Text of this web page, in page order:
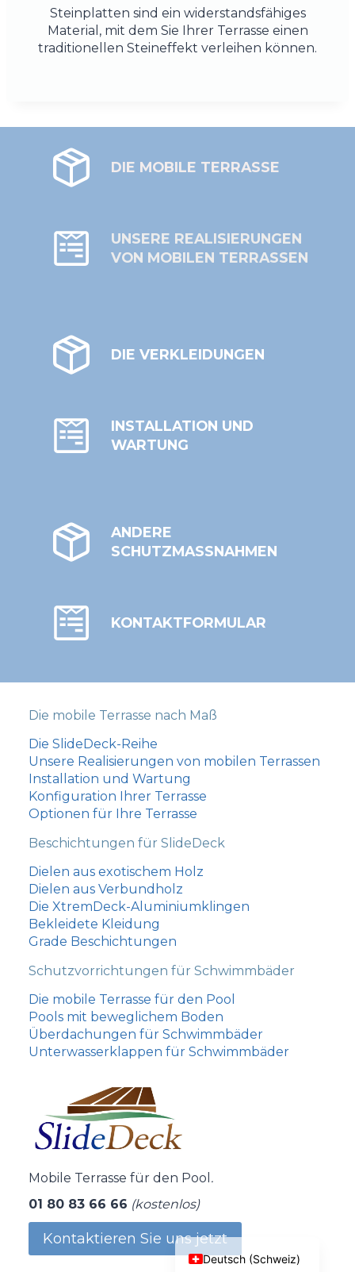
Steinplatten sind ein widerstandsfähiges
Material, mit dem Sie Ihrer Terrasse einen
traditionellen Steineffekt verleihen können.
DIE MOBILE TERRASSE
UNSERE REALISIERUNGEN
VON MOBILEN TERRASSEN
DIE VERKLEIDUNGEN
INSTALLATION UND
WARTUNG
ANDERE
SCHUTZMASSNAHMEN
KONTAKTFORMULAR
Die mobile Terrasse nach Maß
Die SlideDeck-Reihe
Unsere Realisierungen von mobilen Terrassen
Installation und Wartung
Konfiguration Ihrer Terrasse
Optionen für Ihre Terrasse
Beschichtungen für SlideDeck
Dielen aus exotischem Holz
Dielen aus Verbundholz
Die XtremDeck-Aluminiumklingen
Bekleidete Kleidung
Grade Beschichtungen
Schutzvorrichtungen für Schwimmbäder
Die mobile Terrasse für den Pool
Pools mit beweglichem Boden
Überdachungen für Schwimmbäder
Unterwasserklappen für Schwimmbäder
Mobile Terrasse für den Pool .
01 80 83 66 66 (kostenlos)
Kontaktieren Sie uns jetzt
Deutsch (Schweiz)
Français
Deutsch
Português
עִבְרִית